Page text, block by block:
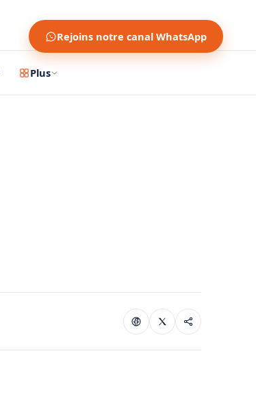
Rejoins notre canal WhatsApp
Plus